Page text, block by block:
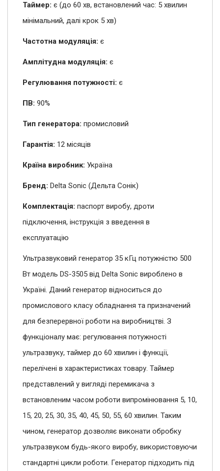
Таймер: є (до 60 хв, встановлений час: 5 хвилин
мінімальний, далі крок 5 хв)
Частотна модуляція: є
Амплітудна модуляція: є
Регулювання потужності: є
ПВ: 90%
Тип генератора: промисловий
Гарантія: 12 місяців
Країна виробник: Україна
Бренд: Delta Sonic (Дельта Сонік)
Комплектація: паспорт виробу, дроти
підключення, інструкція з введення в
експлуатацію
Ультразвуковий генератор 35 кГц потужністю 500
Вт модель DS-3505 від Delta Sonic вироблено в
Україні. Даний генератор відноситься до
промислового класу обладнання та призначений
для безперервної роботи на виробництві. З
функціоналу має: регулювання потужності
ультразвуку, таймер до 60 хвилин і функції,
перелічені в характеристиках товару. Таймер
представлений у вигляді перемикача з
встановленим часом роботи випромінювання 5, 10,
15, 20, 25, 30, 35, 40, 45, 50, 55, 60 хвилин. Таким
чином, генератор дозволяє виконати обробку
ультразвуком будь-якого виробу, використовуючи
стандартні цикли роботи. Генератор підходить під